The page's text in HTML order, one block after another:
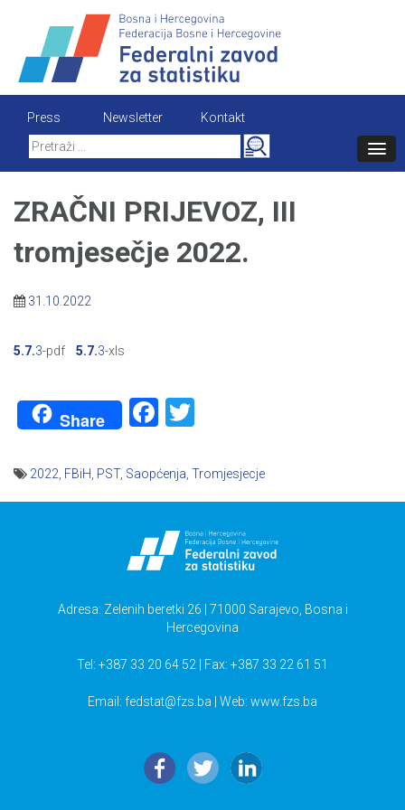
content
Press Newsletter
Kontakt
Search
for:
ZRAČNI PRIJEVOZ, III
tromjesečje 2022.
31.10.2022
5.7.3-pdf 5.7.3-xls
Share Facebook
2022 FBiH PST, Saopćenja Tromjesjecje
Adresa: Zelenih beretki 26 | 71000 Sarajevo, Bosna i
Hercegovina
Tel: +387 33 20 64 52 | Fax: +387 33 22 61 51
Email: fedstat@fzs.ba | Web: www.fzs.ba